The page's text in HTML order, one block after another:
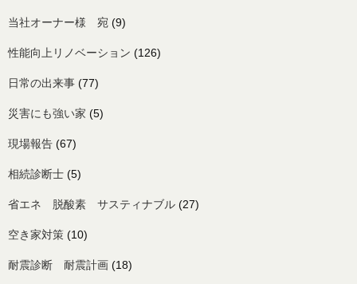
当社オーナー様 宛 (9)
性能向上リノベーション (126)
日常の出来事 (77)
災害にも強い家 (5)
現場報告 (67)
相続診断士 (5)
省エネ 脱酸素 サスティナブル (27)
空き家対策 (10)
耐震診断 耐震計画 (18)